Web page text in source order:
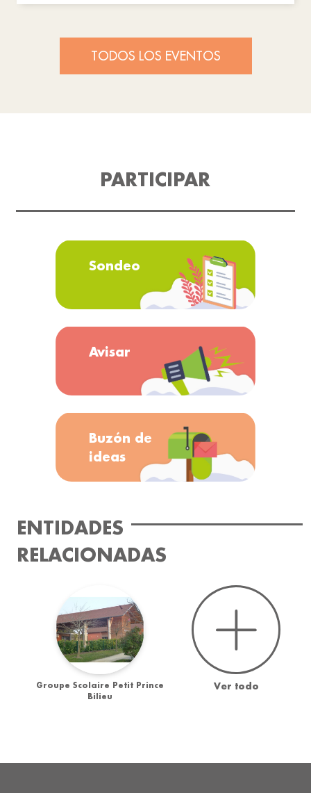
TODOS LOS EVENTOS
PARTICIPAR
Sondeo
Avisar
Buzón de
ideas
ENTIDADES
RELACIONADAS
Groupe Scolaire Petit Prince
Bilieu
Ver todo